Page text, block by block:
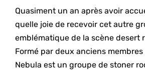
Quasiment un an après avoir
quelle joie de recevoir cet autre
emblématique de la scène desert
Formé par deux anciens
Nebula est un groupe de stoner